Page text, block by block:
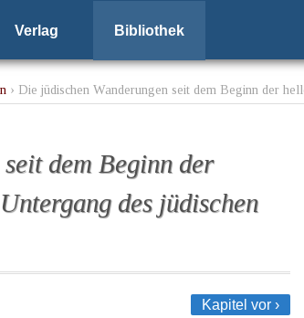
Verlag Bibliothek
› Die jüdischen Wanderungen seit dem Beginn der
dem Beginn der
des jüdischen
Kapitel vor ›